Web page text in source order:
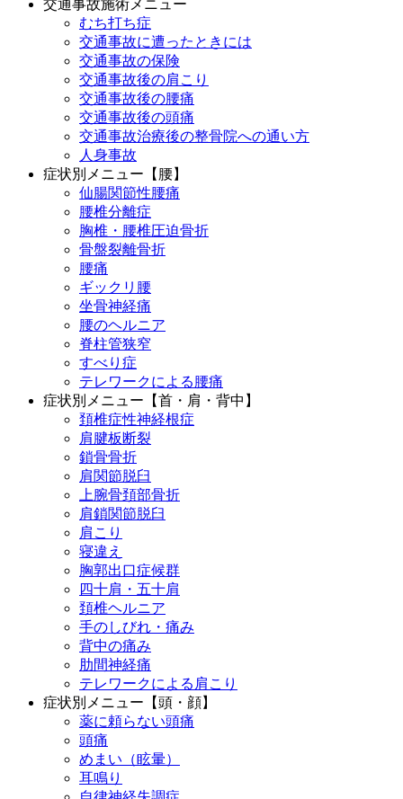
交通事故施術メニュー
むち打ち症
交通事故に遭ったときには
交通事故の保険
交通事故後の肩こり
交通事故後の腰痛
交通事故後の頭痛
交通事故治療後の整骨院への通い方
人身事故
症状別メニュー【腰】
仙腸関節性腰痛
腰椎分離症
胸椎・腰椎圧迫骨折
骨盤裂離骨折
腰痛
ギックリ腰
坐骨神経痛
腰のヘルニア
脊柱管狭窄
すべり症
テレワークによる腰痛
症状別メニュー【首・肩・背中】
頚椎症性神経根症
肩腱板断裂
鎖骨骨折
肩関節脱臼
上腕骨頚部骨折
肩鎖関節脱臼
肩こり
寝違え
胸郭出口症候群
四十肩・五十肩
頚椎ヘルニア
手のしびれ・痛み
背中の痛み
肋間神経痛
テレワークによる肩こり
症状別メニュー【頭・顔】
薬に頼らない頭痛
頭痛
めまい（眩暈）
耳鳴り